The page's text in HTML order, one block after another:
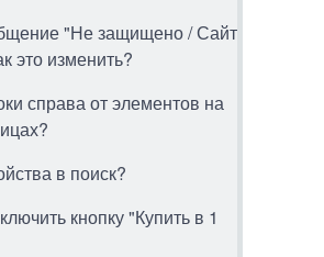
"Не защищено / Сайт
это изменить?
справа от элементов на
в поиск?
кнопку "Купить в 1